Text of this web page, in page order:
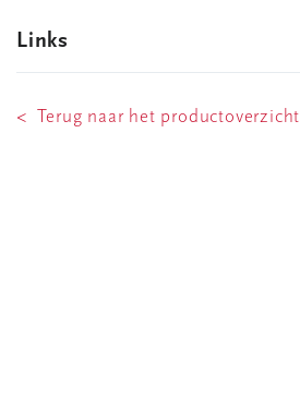
Links
< Terug naar het productoverzicht